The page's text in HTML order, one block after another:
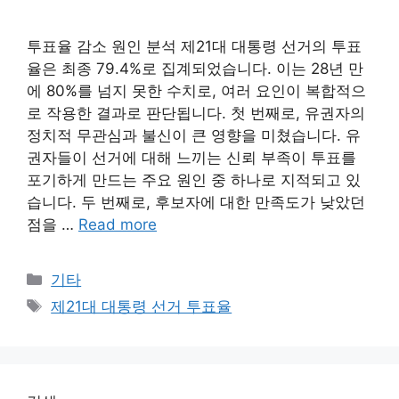
투표율 감소 원인 분석 제21대 대통령 선거의 투표
율은 최종 79.4%로 집계되었습니다. 이는 28년 만
에 80%를 넘지 못한 수치로, 여러 요인이 복합적으
로 작용한 결과로 판단됩니다. 첫 번째로, 유권자의
정치적 무관심과 불신이 큰 영향을 미쳤습니다. 유
권자들이 선거에 대해 느끼는 신뢰 부족이 투표를
포기하게 만드는 주요 원인 중 하나로 지적되고 있
습니다. 두 번째로, 후보자에 대한 만족도가 낮았던
점을 … Read more
Categories
기타
Tags
제21대 대통령 선거 투표율